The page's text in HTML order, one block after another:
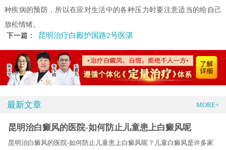
种疾病的预防，所以在应对生活中的各种压力时要注意适当的给自己
放松情绪。
下一篇：
昆明治疗白殿护国路2号医湛
最新文章 MORE+
昆明治白癜风的医院-如何防止儿童患上白癜风呢
昆明治白癜风的医院-如何防止儿童患上白癜风呢？儿童白癜风是许多家